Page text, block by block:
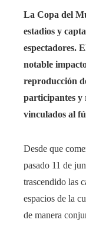
La Copa del
estadios y
espectadores.
notable
reproducción
participantes y
vinculados al
Desde que
pasado 11 de
trascendido las
espacios de la
de manera